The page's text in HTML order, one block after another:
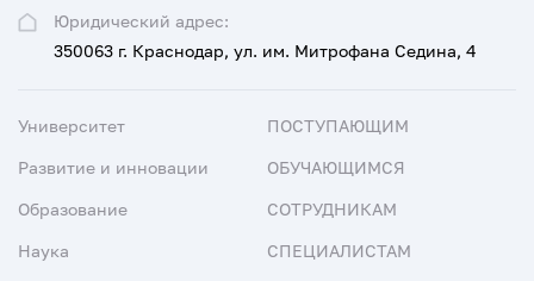
Юридический адрес:
350063 г. Краснодар, ул. им. Митрофана Седина, 4
Университет
Развитие и инновации
Образование
Наука
ПОСТУПАЮЩИМ
ОБУЧАЮЩИМСЯ
СОТРУДНИКАМ
СПЕЦИАЛИСТАМ